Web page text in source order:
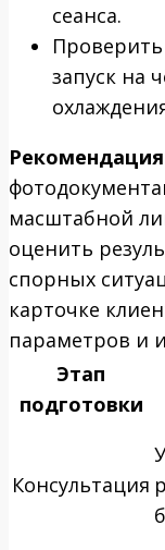
сеанса.
запуск на
масштабной
оценить
спорных
карточке
параметров и
Этап
подготовки
Консультация